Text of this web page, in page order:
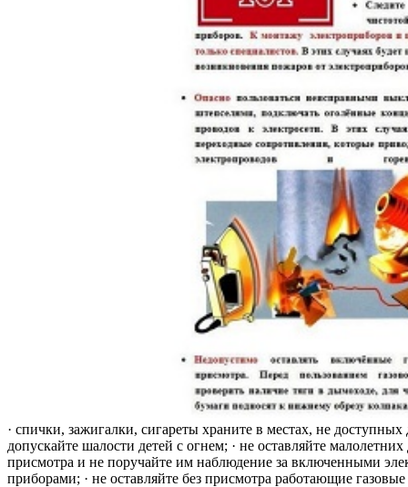
· спички, зажигалки, сигареты храните в местах, не доступных
допускайте шалости детей с огнем; · не оставляйте малолетних
присмотра и не поручайте им наблюдение за включенными
приборами; · не оставляйте без присмотра работающие